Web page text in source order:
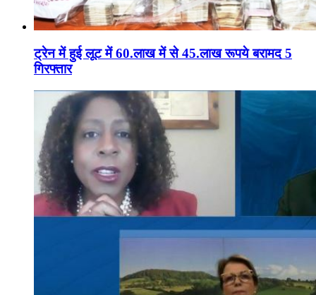
ट्रेन में हुई लूट में 60.लाख में से 45.लाख रूपये बरामद 5
गिरफ्तार